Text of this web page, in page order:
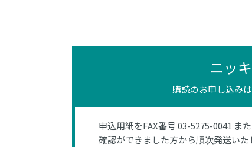
ニッ
購読のお申し込み
申込用紙をFAX番号 03-5275-0041 ま
確認ができました方から順次発送いた